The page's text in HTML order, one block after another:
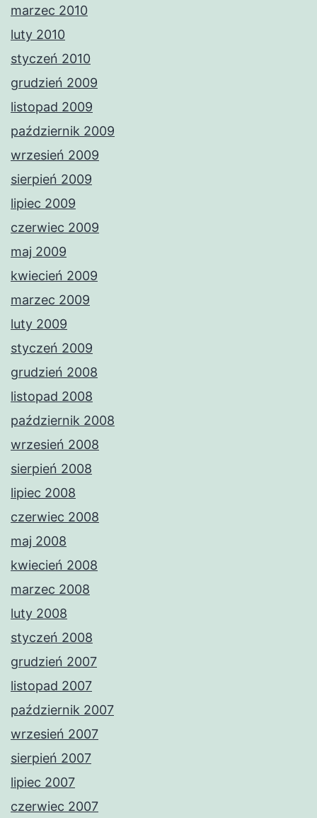
marzec 2010
luty 2010
styczeń 2010
grudzień 2009
listopad 2009
październik 2009
wrzesień 2009
sierpień 2009
lipiec 2009
czerwiec 2009
maj 2009
kwiecień 2009
marzec 2009
luty 2009
styczeń 2009
grudzień 2008
listopad 2008
październik 2008
wrzesień 2008
sierpień 2008
lipiec 2008
czerwiec 2008
maj 2008
kwiecień 2008
marzec 2008
luty 2008
styczeń 2008
grudzień 2007
listopad 2007
październik 2007
wrzesień 2007
sierpień 2007
lipiec 2007
czerwiec 2007